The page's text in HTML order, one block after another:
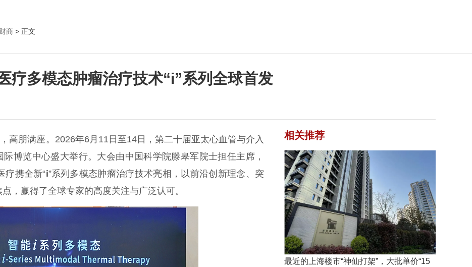
财商 > 正文
疗多模态肿瘤治疗技术“i”系列全球首发
高朋满座。2026年6月11日至14日，第二十届亚太心血管与介入
博览中心盛大举行。大会由中国科学院滕皋军院士担任主席，
疗携全新“i”系列多模态肿瘤治疗技术亮相 ，以前沿创新理念、突
，赢得了全球专家的高度关注与广泛认可。
相关推荐
最近的上海楼市“神仙打架”，大批单价“15